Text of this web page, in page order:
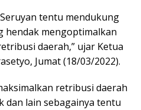
tentu mendukung
hendak mengoptimalkan
daerah,” ujar Ketua
Jumat (18/03/2022).
retribusi daerah
dan lain sebagainya tentu